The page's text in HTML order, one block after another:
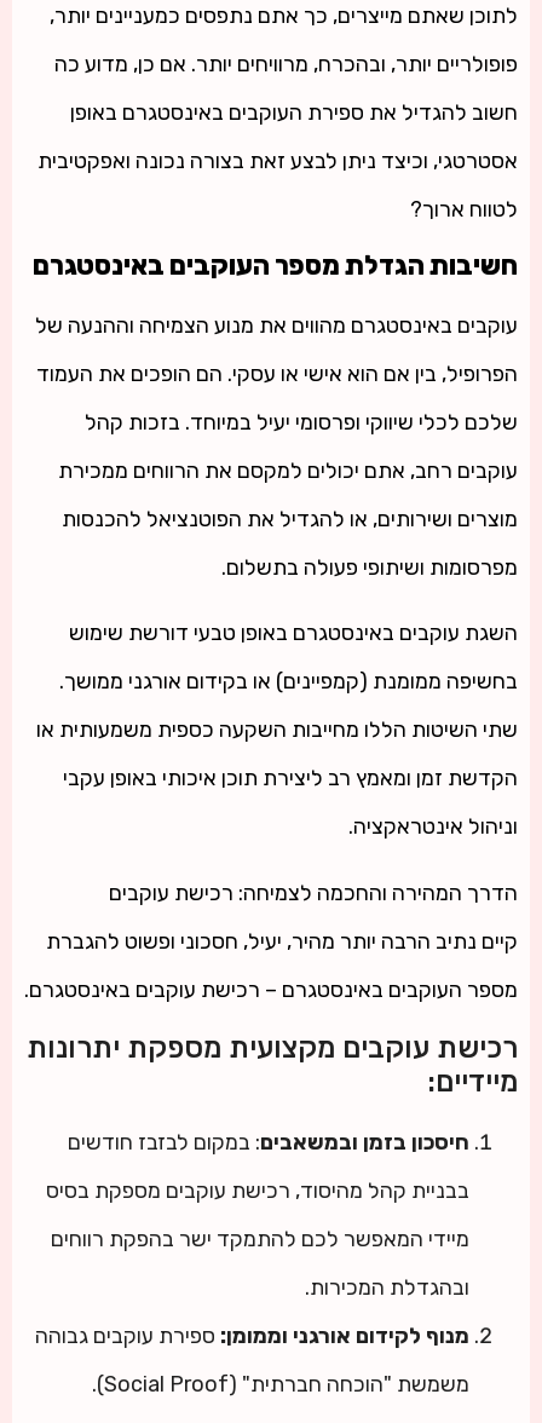
לתוכן שאתם מייצרים, כך אתם נתפסים כמעניינים יותר,
פופולריים יותר, ובהכרח, מרוויחים יותר. אם כן, מדוע כה
חשוב להגדיל את ספירת העוקבים באינסטגרם באופן
אסטרטגי, וכיצד ניתן לבצע זאת בצורה נכונה ואפקטיבית
לטווח ארוך?
חשיבות הגדלת מספר העוקבים באינסטגרם
עוקבים באינסטגרם מהווים את מנוע הצמיחה וההנעה של
הפרופיל, בין אם הוא אישי או עסקי. הם הופכים את העמוד
שלכם לכלי שיווקי ופרסומי יעיל במיוחד. בזכות קהל
עוקבים רחב, אתם יכולים למקסם את הרווחים ממכירת
מוצרים ושירותים, או להגדיל את הפוטנציאל להכנסות
מפרסומות ושיתופי פעולה בתשלום.
השגת עוקבים באינסטגרם באופן טבעי דורשת שימוש
בחשיפה ממומנת (קמפיינים) או בקידום אורגני ממושך.
שתי השיטות הללו מחייבות השקעה כספית משמעותית או
הקדשת זמן ומאמץ רב ליצירת תוכן איכותי באופן עקבי
וניהול אינטראקציה.
הדרך המהירה והחכמה לצמיחה: רכישת עוקבים
קיים נתיב הרבה יותר מהיר, יעיל, חסכוני ופשוט להגברת
מספר העוקבים באינסטגרם – רכישת עוקבים באינסטגרם.
רכישת עוקבים מקצועית מספקת יתרונות
מיידיים:
חיסכון בזמן ובמשאבים: במקום לבזבז חודשים
בבניית קהל מהיסוד, רכישת עוקבים מספקת בסיס
מיידי המאפשר לכם להתמקד ישר בהפקת רווחים
ובהגדלת המכירות.
מנוף לקידום אורגני וממומן: ספירת עוקבים גבוהה
משמשת "הוכחה חברתית" (Social Proof).